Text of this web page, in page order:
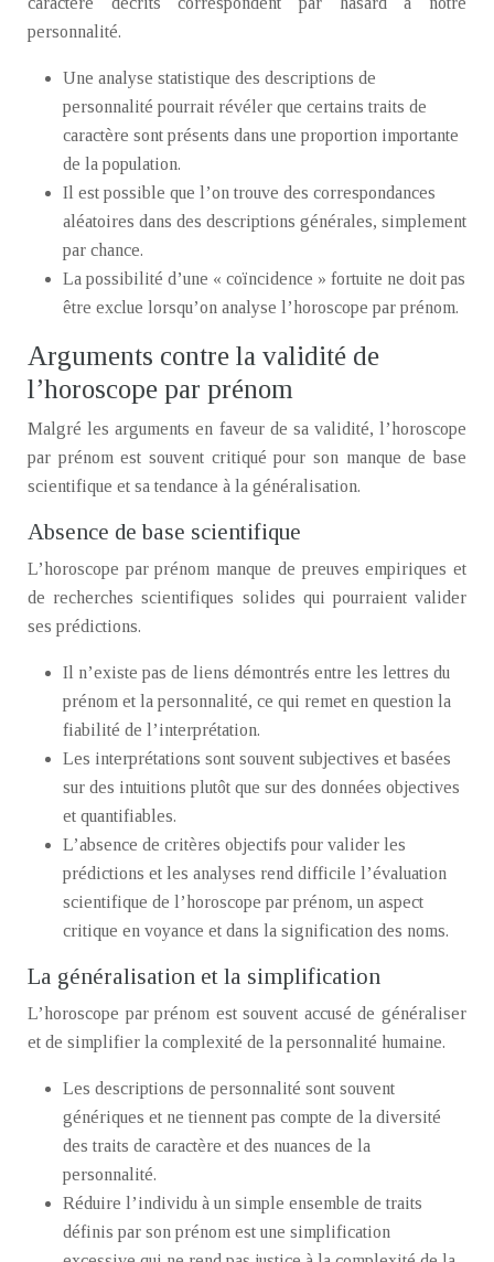
personnalité.
Une analyse statistique des descriptions de
personnalité pourrait révéler que certains traits de
caractère sont présents dans une proportion importante
de la population.
Il est possible que l’on trouve des correspondances
aléatoires dans des descriptions générales, simplement
par chance.
La possibilité d’une « coïncidence » fortuite ne doit pas
être exclue lorsqu’on analyse l’horoscope par prénom.
Arguments contre la validité de
l’horoscope par prénom
Malgré les arguments en faveur de sa validité, l’horoscope
par prénom est souvent critiqué pour son manque de base
scientifique et sa tendance à la généralisation.
Absence de base scientifique
L’horoscope par prénom manque de preuves empiriques et
de recherches scientifiques solides qui pourraient valider
ses prédictions.
Il n’existe pas de liens démontrés entre les lettres du
prénom et la personnalité, ce qui remet en question la
fiabilité de l’interprétation.
Les interprétations sont souvent subjectives et basées
sur des intuitions plutôt que sur des données objectives
et quantifiables.
L’absence de critères objectifs pour valider les
prédictions et les analyses rend difficile l’évaluation
scientifique de l’horoscope par prénom, un aspect
critique en voyance et dans la signification des noms.
La généralisation et la simplification
L’horoscope par prénom est souvent accusé de généraliser
et de simplifier la complexité de la personnalité humaine.
Les descriptions de personnalité sont souvent
génériques et ne tiennent pas compte de la diversité
des traits de caractère et des nuances de la
personnalité.
Réduire l’individu à un simple ensemble de traits
définis par son prénom est une simplification